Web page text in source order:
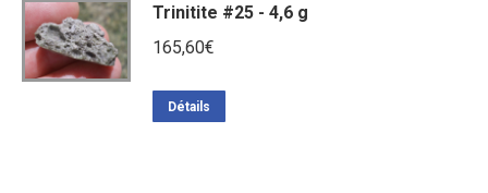
Trinitite #25 - 4,6 g
165,60€
Détails